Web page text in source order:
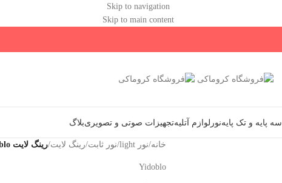
Skip to navigation
Skip to main content
سه پایه و تک پایهنور لوازم آتلیهتجهیزات صوتی و تصویریبلاگ
خانه/نور light /نور ثابت/رینگ لایت/رینگ لایت FD 480II Yidoblo با پایه
Yidoblo